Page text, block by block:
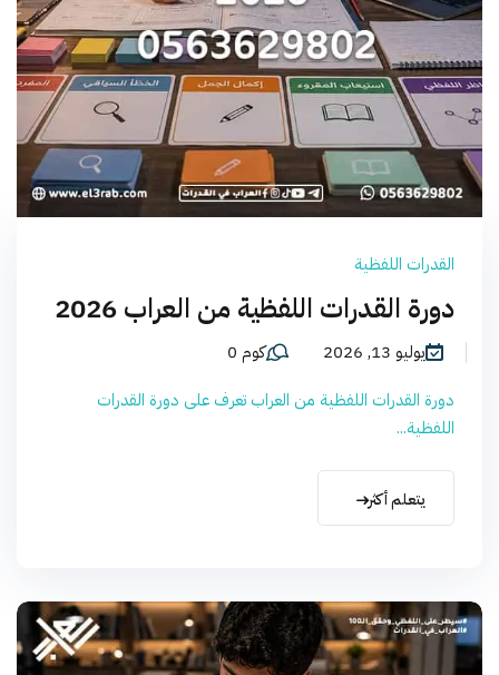
القدرات اللفظية
دورة القدرات اللفظية من العراب 2026
يوليو 13, 2026
كوم 0
دورة القدرات اللفظية من العراب تعرف على دورة القدرات
اللفظية...
يتعلم أكثر